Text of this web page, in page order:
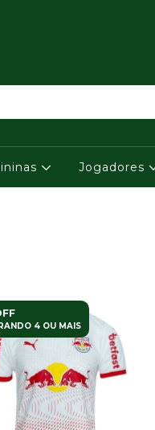
Jogadores
4 OU MAIS